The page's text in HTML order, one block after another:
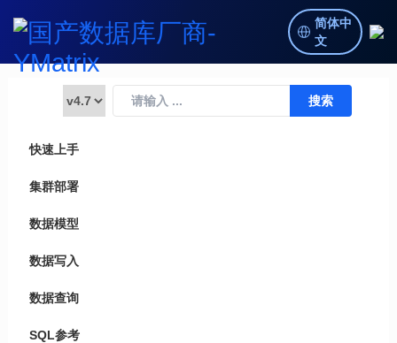
简体中
文
快速上手
集群部署
数据模型
数据写入
数据查询
SQL参考